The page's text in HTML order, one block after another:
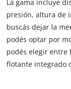
La gama incluye
presión, altura de
buscás dejar la
podés optar por
podés elegir entre
flotante integrado